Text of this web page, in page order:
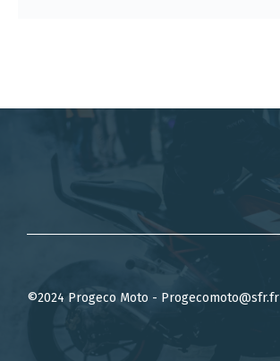
©2024 Progeco Moto - Progecomoto@sfr.fr